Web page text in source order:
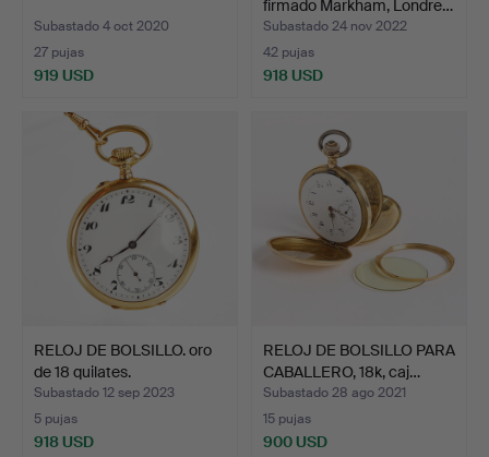
Subastado 4 oct 2020
27 pujas
919 USD
firmado Markham, Londre…
Subastado 24 nov 2022
42 pujas
918 USD
RELOJ DE BOLSILLO. oro
de 18 quilates.
Subastado 12 sep 2023
5 pujas
918 USD
RELOJ DE BOLSILLO PARA
CABALLERO, 18k, caj…
Subastado 28 ago 2021
15 pujas
900 USD